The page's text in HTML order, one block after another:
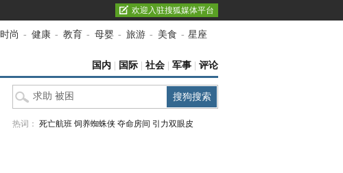
欢迎入驻搜狐媒体平台
时尚 - 健康 - 教育 - 母婴 - 旅游 - 美食 - 星座
国内 国际 社会 军事 评论
热词： 死亡航班 饲养蜘蛛侠 夺命房间 引力双眼皮